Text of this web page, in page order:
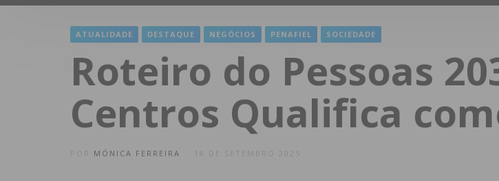
ATUALIDADE DESTAQUE NEGÓCIOS PENAFIEL SOCIEDADE
Roteiro do Pessoas
Centros Qualifica
MÓNICA FERREIRA 18 DE SETEMBRO 2025